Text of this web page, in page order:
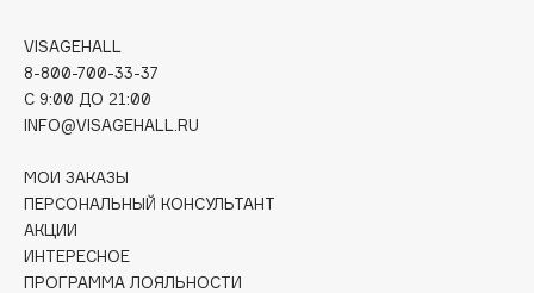
Clarins
Clarins Precious
Clinique
Clive Christian
Club De Nuit
Collagenina
Consly
VISAGEHALL
8-800-700-33-37
C 9:00 ДО 21:00
INFO@VISAGEHALL.RU
МОИ ЗАКАЗЫ
ПЕРСОНАЛЬНЫЙ КОНСУЛЬТАНТ
АКЦИИ
ИНТЕРЕСНОЕ
ПРОГРАММА ЛОЯЛЬНОСТИ